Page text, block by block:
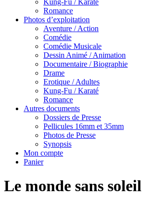
Kung-Fu / Karaté
Romance
Photos d’exploitation
Aventure / Action
Comédie
Comédie Musicale
Dessin Animé / Animation
Documentaire / Biographie
Drame
Erotique / Adultes
Kung-Fu / Karaté
Romance
Autres documents
Dossiers de Presse
Pellicules 16mm et 35mm
Photos de Presse
Synopsis
Mon compte
Panier
Le monde sans soleil